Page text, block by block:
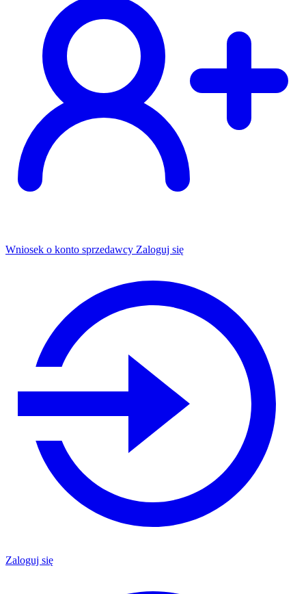
Wniosek o konto sprzedawcy Zaloguj się
Zaloguj się